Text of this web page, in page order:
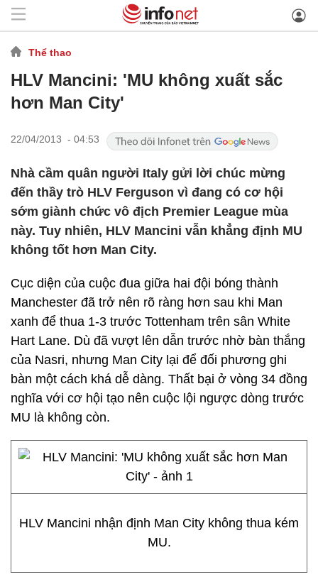
Thể thao
HLV Mancini: 'MU không xuất sắc
hơn Man City'
22/04/2013 - 04:53
Nhà cầm quân người Italy gửi lời chúc mừng
đến thầy trò HLV Ferguson vì đang có cơ hội
sớm giành chức vô địch Premier League mùa
này. Tuy nhiên, HLV Mancini vẫn khẳng định MU
không tốt hơn Man City.
Cục diện của cuộc đua giữa hai đội bóng thành
Manchester đã trở nên rõ ràng hơn sau khi Man
xanh để thua 1-3 trước Tottenham trên sân White
Hart Lane. Dù đã vượt lên dẫn trước nhờ bàn thắng
của Nasri, nhưng Man City lại để đối phương ghi
bàn một cách khá dễ dàng. Thất bại ở vòng 34 đồng
nghĩa với cơ hội tạo nên cuộc lội ngược dòng trước
MU là không còn.
HLV Mancini nhận định Man City không thua kém
MU.